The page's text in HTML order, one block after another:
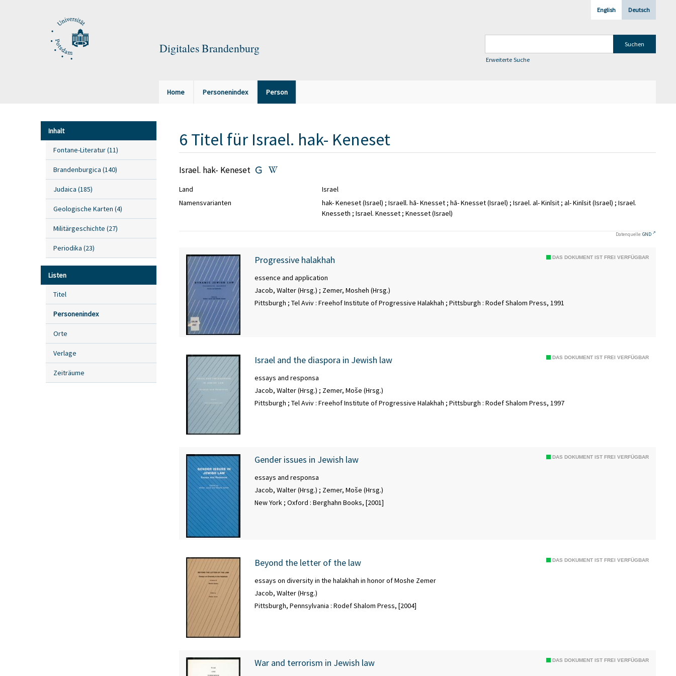
Digitales Brandenburg
Deutsch
English
Erweiterte Suche
Home Personenindex Person
Inhalt
Fontane-Literatur(11)
Brandenburgica (140)
Judaica (185)
Geologische Karten (4)
Militärgeschichte (27)
Periodika (23)
Listen
Titel
Personenindex
Orte
Verlage
Zeiträume
6 Titel für Israel. hak- Keneset
Israel. hak- Keneset
Land
Israel
Namensvarianten
hak- Keneset (Israel) ; Israell. hā- Knesset ; hā- Knesset (Israel) ; Israel. al- Kinīsit ; al- Kinīsit (Israel) ; Israel.
Knesseth ; Israel. Knesset ; Knesset (Israel)
Datenquelle:GND
DAS DOKUMENT IST FREI VERFÜGBAR
Progressive halakhah
essence and application
Jacob, Walter (Hrsg.) ; Zemer, Mosheh (Hrsg.)
Pittsburgh ; Tel Aviv : Freehof Institute of Progressive Halakhah ; Pittsburgh : Rodef Shalom Press, 1991
DAS DOKUMENT IST FREI VERFÜGBAR
Israel and the diaspora in Jewish law
essays and responsa
Jacob, Walter (Hrsg.) ; Zemer, Moše (Hrsg.)
Pittsburgh ; Tel Aviv : Freehof Institute of Progressive Halakhah ; Pittsburgh : Rodef Shalom Press, 1997
DAS DOKUMENT IST FREI VERFÜGBAR
Gender issues in Jewish law
essays and responsa
Jacob, Walter (Hrsg.) ; Zemer, Moše (Hrsg.)
New York ; Oxford : Berghahn Books, [2001]
DAS DOKUMENT IST FREI VERFÜGBAR
Beyond the letter of the law
essays on diversity in the halakhah in honor of Moshe Zemer
Jacob, Walter (Hrsg.)
Pittsburgh, Pennsylvania : Rodef Shalom Press, [2004]
DAS DOKUMENT IST FREI VERFÜGBAR
War and terrorism in Jewish law